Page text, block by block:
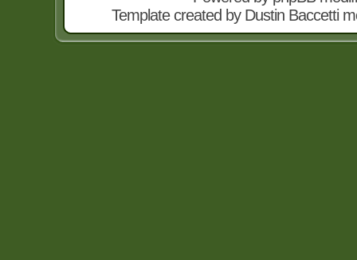
Template created by Dustin Baccetti